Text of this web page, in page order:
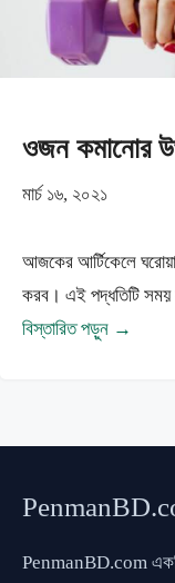
ওজন কমানোর
মার্চ ১৬, ২০২১
আজকের আর্টিকেলে
করব। এই পদ্ধতিটি সময়
বিস্তারিত পড়ুন →
PenmanBD.com একটি